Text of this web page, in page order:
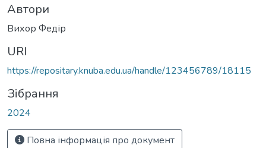
Автори
Вихор Федір
URI
https://repositary.knuba.edu.ua/handle/123456789/18115
Зібрання
2024
Повна інформація про документ